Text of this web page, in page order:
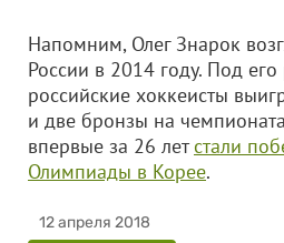
Напомним, Олег Знарок
России в 2014 году. Под
российские хоккеисты
и две бронзы на
впервые за 26 летстали
Олимпиады в Корее.
12 апреля 2018